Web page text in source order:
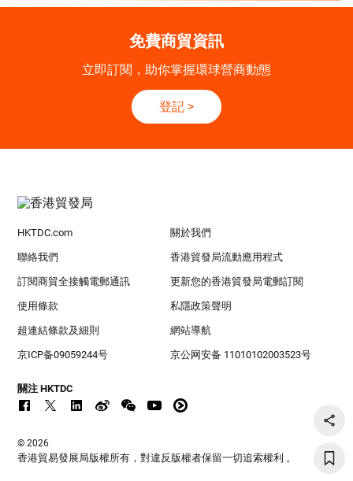
免費商貿資訊
立即訂閱，助你掌握環球營商動態
登記 >
HKTDC.com 關於我們
聯絡我們 香港貿發局流動應用程式
訂閱商貿全接觸電郵通訊 更新您的香港貿發局電郵訂閱
使用條款 私隱政策聲明
超連結條款及細則 網站導航
京ICP备09059244号 京公网安备 11010102003523号
關注 HKTDC
© 2026
香港貿易發展局版權所有，對違反版權者保留一切追索權利 。